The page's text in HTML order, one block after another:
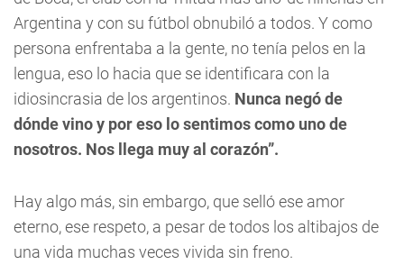
Argentina y con su fútbol obnubiló a todos. Y como
persona enfrentaba a la gente, no tenía pelos en la
lengua, eso lo hacia que se identificara con la
idiosincrasia de los argentinos. Nunca negó de
dónde vino y por eso lo sentimos como uno de
nosotros. Nos llega muy al corazón”.
Hay algo más, sin embargo, que selló ese amor
eterno, ese respeto, a pesar de todos los altibajos de
una vida muchas veces vivida sin freno.